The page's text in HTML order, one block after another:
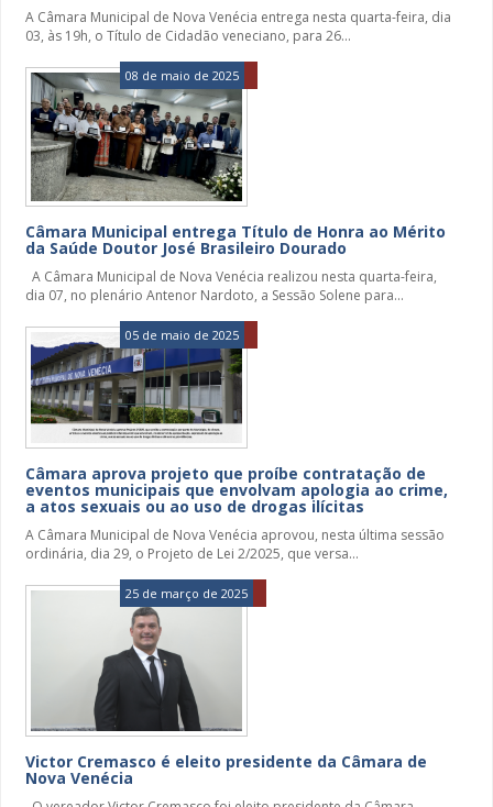
A Câmara Municipal de Nova Venécia entrega nesta quarta-feira, dia
03, às 19h, o Título de Cidadão veneciano, para 26...
08 de maio de 2025
Câmara Municipal entrega Título de Honra ao Mérito
da Saúde Doutor José Brasileiro Dourado
A Câmara Municipal de Nova Venécia realizou nesta quarta-feira,
dia 07, no plenário Antenor Nardoto, a Sessão Solene para...
05 de maio de 2025
Câmara aprova projeto que proíbe contratação de
eventos municipais que envolvam apologia ao crime,
a atos sexuais ou ao uso de drogas ilícitas
A Câmara Municipal de Nova Venécia aprovou, nesta última sessão
ordinária, dia 29, o Projeto de Lei 2/2025, que versa...
25 de março de 2025
Victor Cremasco é eleito presidente da Câmara de
Nova Venécia